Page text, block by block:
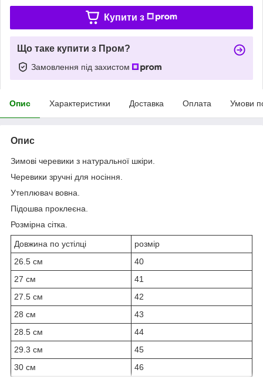
Купити з
Що таке купити з Пром?
Замовлення під захистом
Опис Характеристики Доставка Оплата Умови
Опис
Зимові черевики з натуральної шкіри.
Черевики зручні для носіння.
Утеплювач вовна.
Підошва проклеєна.
Розмірна сітка.
Довжина по устілці
розмір
26.5 см
40
27 см
41
27.5 см
42
28 см
43
28.5 см
44
29.3 см
45
30 см
46